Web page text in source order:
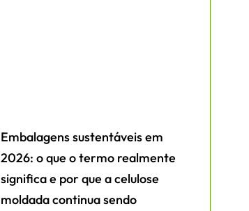
Embalagens sustentáveis em
2026: o que o termo realmente
significa e por que a celulose
moldada continua sendo